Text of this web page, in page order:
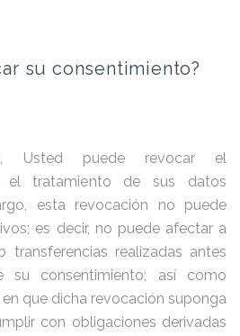
su consentimiento?
Usted puede revocar el
el tratamiento de sus datos
esta revocación no puede
es decir, no puede afectar a
transferencias realizadas antes
su consentimiento; así como
que dicha revocación suponga
con obligaciones derivadas